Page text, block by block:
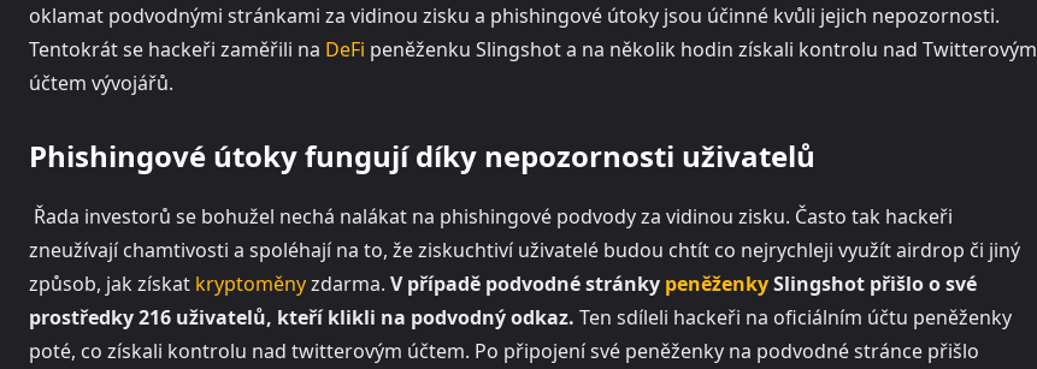
oklamat podvodnými stránkami za vidinou zisku a phishingové útoky jsou účinné kvůli jejich nepozornosti.
Tentokrát se hackeři zaměřili na DeFi peněženku Slingshot a na několik hodin získali kontrolu nad Twitterovým
účtem vývojářů.
Phishingové útoky fungují díky nepozornosti uživatelů
Řada investorů se bohužel nechá nalákat na phishingové podvody za vidinou zisku. Často tak hackeři
zneužívají chamtivosti a spoléhají na to, že ziskuchtiví uživatelé budou chtít co nejrychleji využít airdrop či jiný
způsob, jak získat kryptoměnyzdarma. V případě podvodné stránky peněženkySlingshot přišlo o své
prostředky 216 uživatelů, kteří klikli na podvodný odkaz. Ten sdíleli hackeři na oficiálním účtu peněženky
poté, co získali kontrolu nad twitterovým účtem. Po připojení své peněženky na podvodné stránce přišlo